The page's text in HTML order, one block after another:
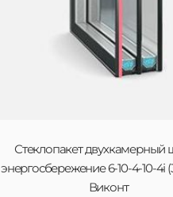
Стеклопакет двухкамерный
энергосбережение 6-10-4-10-4і
Виконт